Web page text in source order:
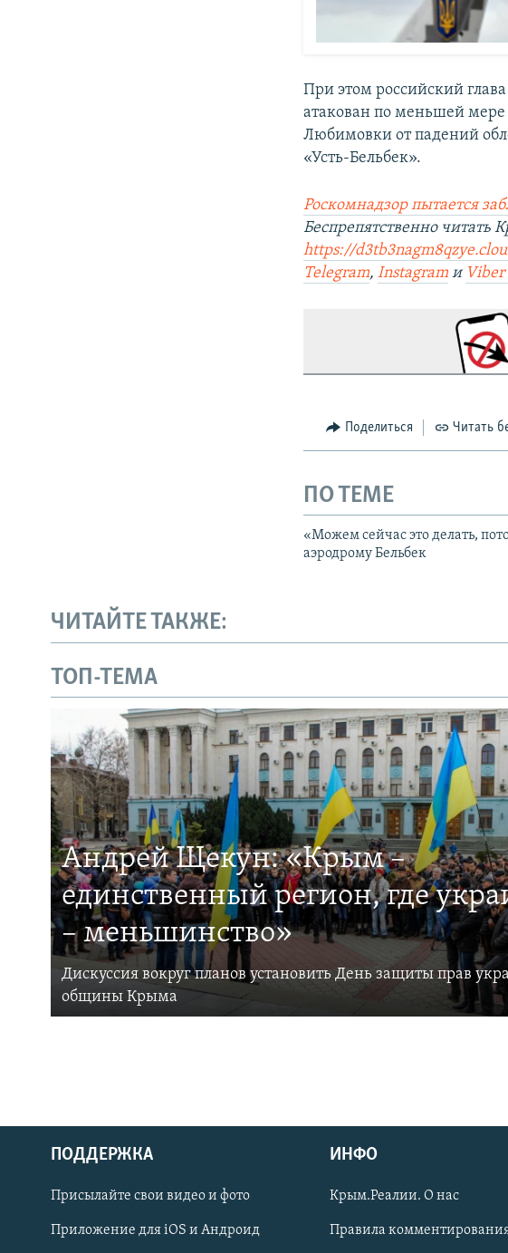
Українською
Qırımtatar
При этом российский
атакован по меньшей
Любимовки от падений
«Усть-Бельбек».
Роскомнадзор пытается
Беспрепятственно
https://
Telegram,Instagram и Viber
Поделиться Читать
ПО ТЕМЕ
«Можем сейчас это делать,
аэродрому Бельбек
ЧИТАЙТЕ ТАКЖЕ:
ТОП-ТЕМА
Андрей Щекун: «Крым –
единственный регион, где
– меньшинство»
Дискуссия вокруг планов установить День защиты прав
общины Крыма
ПОДДЕРЖКА
Присылайте свои видео и фото
Приложение для iOS и Андроид
ИНФО
Крым.Реалии. О нас
Правила